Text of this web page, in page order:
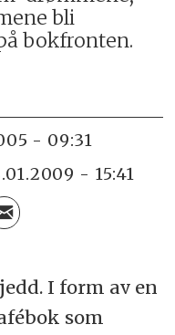
bli
bokfronten.
- 09:31
- 15:41
I form av en
som